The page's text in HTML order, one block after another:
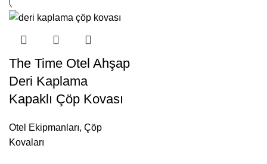
The Time Otel Ahşap
Deri Kaplama
Kapaklı Çöp Kovası
Otel Ekipmanları, Çöp
Kovaları